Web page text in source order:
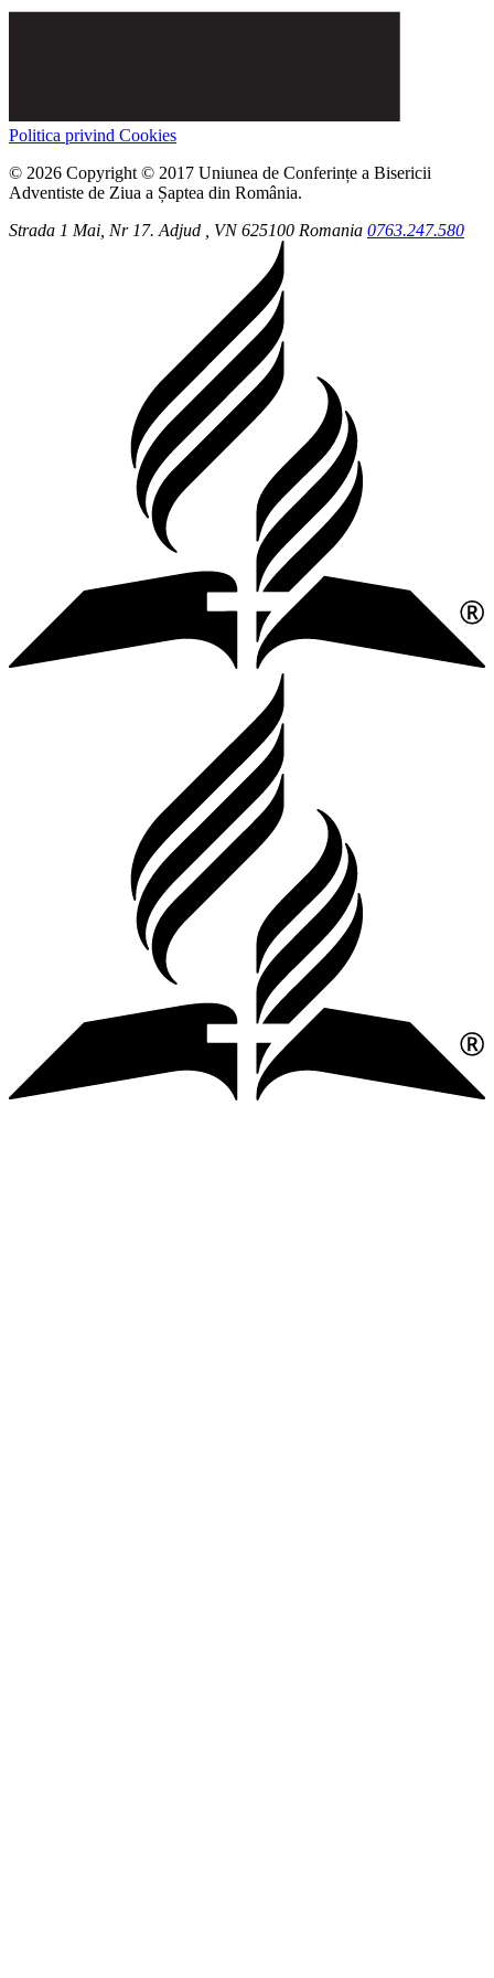
Politica privind Cookies
© 2026 Copyright © 2017 Uniunea de Conferințe a Bisericii
Adventiste de Ziua a Șaptea din România.
Strada 1 Mai, Nr 17. Adjud , VN 625100 Romania 0763.247.580